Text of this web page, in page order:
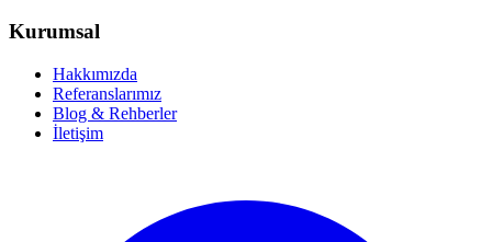
Kurumsal
Hakkımızda
Referanslarımız
Blog & Rehberler
İletişim